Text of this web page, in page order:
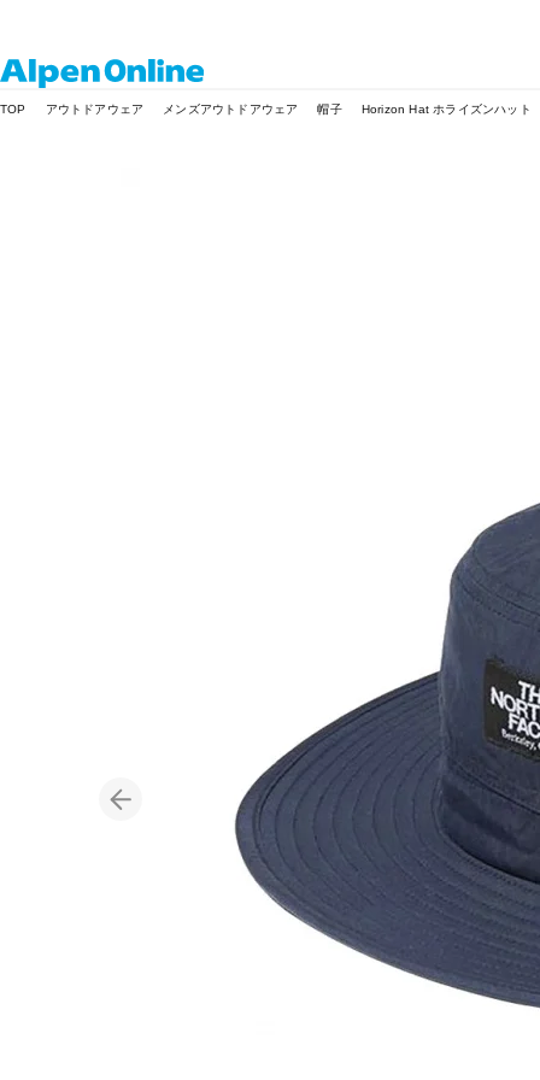
Online
TOP アウトドアウェア メンズアウトドアウェア 帽子 Horizon Hat ホライズンハット